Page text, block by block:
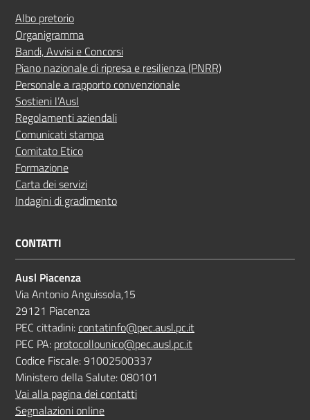
Albo pretorio
Organigramma
Bandi, Avvisi e Concorsi
Piano nazionale di ripresa e resilienza (PNRR)
Personale a rapporto convenzionale
Sostieni l’Ausl
Regolamenti aziendali
Comunicati stampa
Comitato Etico
Formazione
Carta dei servizi
Indagini di gradimento
CONTATTI
Ausl Piacenza
Via Antonio Anguissola,15
29121 Piacenza
PEC cittadini:contatinfo@pec.ausl.pc.it
PEC PA: protocollounico@pec.ausl.pc.it
Codice Fiscale: 91002500337
Ministero della Salute: 080101
Vai alla pagina dei contatti
Segnalazioni online